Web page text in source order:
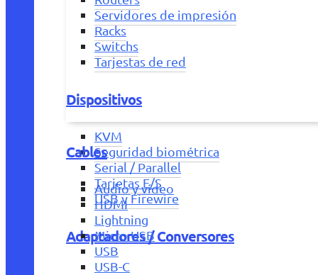
Servidores de impresión
Racks
Switchs
Tarjestas de red
Dispositivos
KVM
Seguridad biométrica
Serial / Parallel
Tarjetas E/S
USB y Firewire
Adaptadores / Conversores
Cables
Audio y vídeo
HDMI
Lightning
Micro USB
USB
USB-C